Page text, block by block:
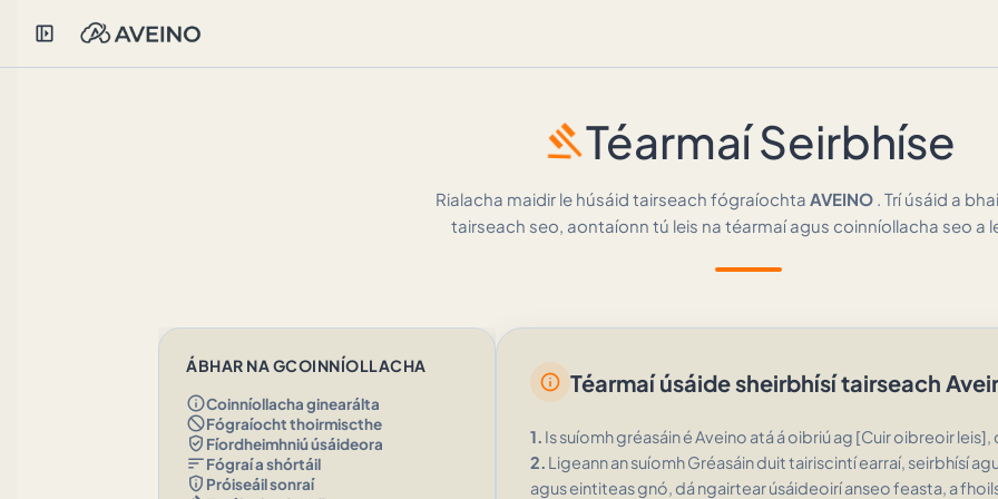
left_panel_open
gavelTéarmaí Seirbhíse
Rialacha maidir le húsáid tairseach fógraíochta AVEINO . Trí úsáid a
tairseach seo, aontaíonn tú leis na téarmaí agus coinníollacha seo a
ÁBHAR NA GCOINNÍOLLACHA
infoCoinníollacha ginearálta
blockFógraíocht thoirmiscthe
verified_user Fíordheimhniú úsáideora
sortFógraí a shórtáil
privacy_tip Próiseáil sonraí
info Téarmaí úsáide sheirbhísí tairseach
1. Is suíomh gréasáin é Aveino atá á oibriú ag [Cuir oibreoir
2. Ligeann an suíomh Gréasáin duit tairiscintí earraí, seirbhísí
agus eintiteas gnó, dá ngairtear úsáideoirí anseo feasta, a